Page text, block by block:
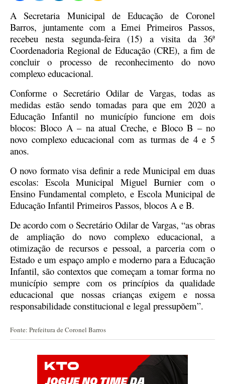
A Secretaria Municipal de Educação de Coronel
Barros, juntamente com a Emei Primeiros Passos,
recebeu nesta segunda-feira (15) a visita da 36ª
Coordenadoria Regional de Educação (CRE), a fim de
concluir o processo de reconhecimento do novo
complexo educacional.
Conforme o Secretário Odilar de Vargas, todas as
medidas estão sendo tomadas para que em 2020 a
Educação Infantil no município funcione em dois
blocos: Bloco A – na atual Creche, e Bloco B – no
novo complexo educacional com as turmas de 4 e 5
anos.
O novo formato visa definir a rede Municipal em duas
escolas: Escola Municipal Miguel Burnier com o
Ensino Fundamental completo, e Escola Municipal de
Educação Infantil Primeiros Passos, blocos A e B.
De acordo com o Secretário Odilar de Vargas, “as obras
de ampliação do novo complexo educacional, a
otimização de recursos e pessoal, a parceria com o
Estado e um espaço amplo e moderno para a Educação
Infantil, são contextos que começam a tomar forma no
município sempre com os princípios da qualidade
educacional que nossas crianças exigem e nossa
responsabilidade constitucional e legal pressupõem”.
Fonte: Prefeitura de Coronel Barros